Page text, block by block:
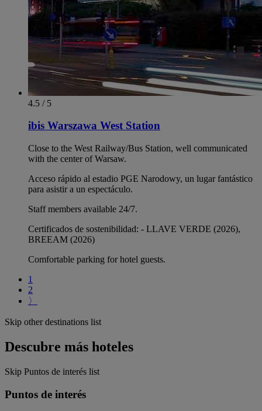
4.5 / 5
ibis Warszawa West Station
Close to the West Railway/Bus Station, well communicated
with the center of Warsaw.
Acceso rápido al estadio PGE Narodowy, un lugar fantástico
para asistir a un espectáculo.
Staff members available 24/7.
Certificados de sostenibilidad: - LLAVE VERDE (2026),
BREEAM (2026)
Comfortable parking for hotel guests.
1
2
〉
Skip other destinations list
Descubre más hoteles
Skip Puntos de interés list
Puntos de interés